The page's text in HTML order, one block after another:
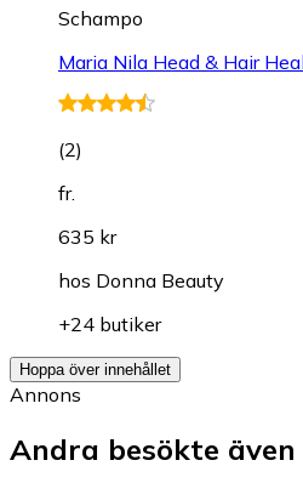
Schampo
Maria Nila Head & Hair
(2)
fr.
635 kr
hos Donna Beauty
+24 butiker
Hoppa över innehållet
Annons
Andra besökte även